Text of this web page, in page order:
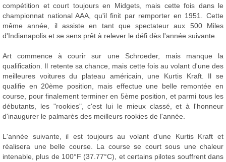
compétition et court toujours en Midgets, mais cette fois dans le
championnat national AAA, qu'il finit par remporter en 1951. Cette
même année, il assiste en tant que spectateur aux 500 Miles
d'Indianapolis et se sens prêt à relever le défi dès l'année suivante.
Art commence à courir sur une Schroeder, mais manque la
qualification. Il retente sa chance, mais cette fois au volant d'une des
meilleures voitures du plateau américain, une Kurtis Kraft. Il se
qualifie en 20ème position, mais effectue une belle remontée en
course, pour finalement terminer en 5ème position, et parmi tous les
débutants, les "rookies", c'est lui le mieux classé, et à l'honneur
d'inaugurer le palmarès des meilleurs rookies de l'année.
L'année suivante, il est toujours au volant d'une Kurtis Kraft et
réalisera une belle course. La course se court sous une chaleur
intenable, plus de 100°F (37.77°C), et certains pilotes souffrent dans